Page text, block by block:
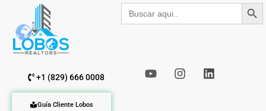
Buscar: Botón de
+1 (829) 666 0008
Guía Cliente Lobos